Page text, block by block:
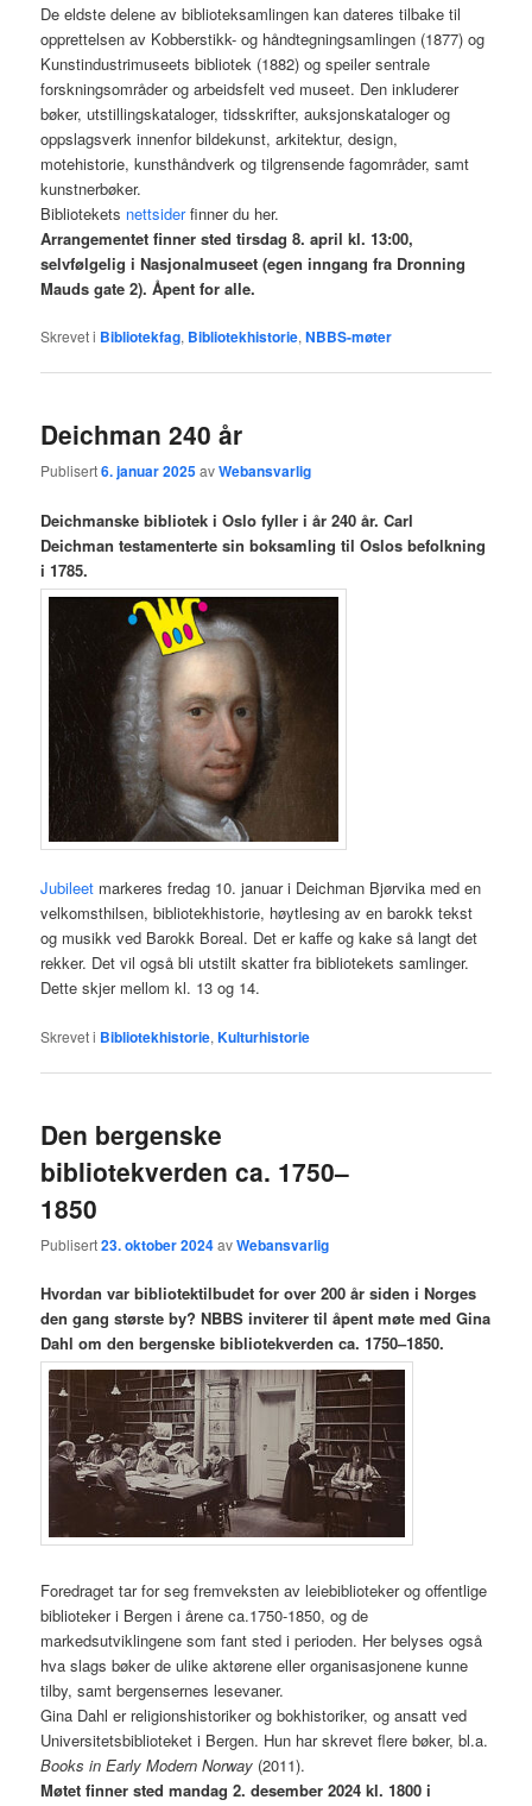
De eldste delene av biblioteksamlingen kan dateres tilbake til
opprettelsen av Kobberstikk- og håndtegningsamlingen (1877) og
Kunstindustrimuseets bibliotek (1882) og speiler sentrale
forskningsområder og arbeidsfelt ved museet. Den inkluderer
bøker, utstillingskataloger, tidsskrifter, auksjonskataloger og
oppslagsverk innenfor bildekunst, arkitektur, design,
motehistorie, kunsthåndverk og tilgrensende fagområder, samt
kunstnerbøker.
Bibliotekets nettsiderfinner du her.
Arrangementet finner sted tirsdag 8. april kl. 13:00,
selvfølgelig i Nasjonalmuseet (egen inngang fra Dronning
Mauds gate 2). Åpent for alle.
Skrevet i Bibliotekfag, Bibliotekhistorie,NBBS-møter
Deichman 240 år
Publisert6. januar 2025avWebansvarlig
Deichmanske bibliotek i Oslo fyller i år 240 år. Carl
Deichman testamenterte sin boksamling til Oslos befolkning
i 1785.
Jubileet markeres fredag 10. januar i Deichman Bjørvika med en
velkomsthilsen, bibliotekhistorie, høytlesing av en barokk tekst
og musikk ved Barokk Boreal. Det er kaffe og kake så langt det
rekker. Det vil også bli utstilt skatter fra bibliotekets samlinger.
Dette skjer mellom kl. 13 og 14.
Skrevet i Bibliotekhistorie,Kulturhistorie
Den bergenske
bibliotekverden ca. 1750–
1850
Publisert23. oktober 2024avWebansvarlig
Hvordan var bibliotektilbudet for over 200 år siden i Norges
den gang største by? NBBS inviterer til åpent møte med Gina
Dahl om den bergenske bibliotekverden ca. 1750–1850.
Foredraget tar for seg fremveksten av leiebiblioteker og offentlige
biblioteker i Bergen i årene ca.1750-1850, og de
markedsutviklingene som fant sted i perioden. Her belyses også
hva slags bøker de ulike aktørene eller organisasjonene kunne
tilby, samt bergensernes lesevaner.
Gina Dahl er religionshistoriker og bokhistoriker, og ansatt ved
Universitetsbiblioteket i Bergen. Hun har skrevet flere bøker, bl.a.
Books in Early Modern Norway (2011).
Møtet finner sted mandag 2. desember 2024 kl. 1800 i